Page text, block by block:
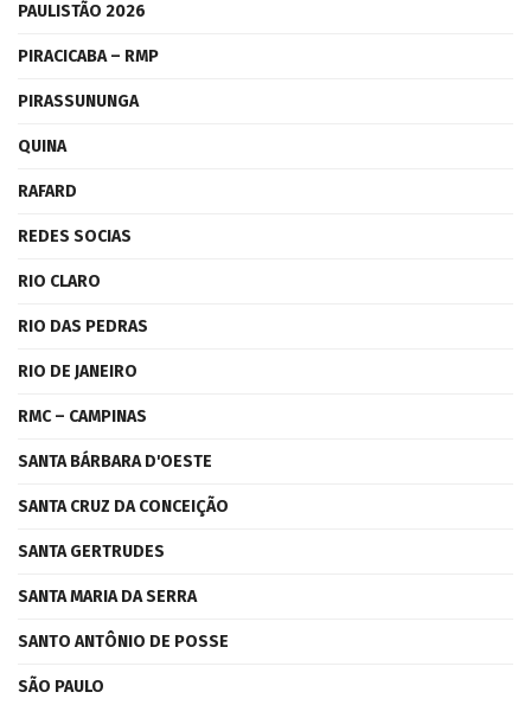
PAULISTÃO 2026
PIRACICABA – RMP
PIRASSUNUNGA
QUINA
RAFARD
REDES SOCIAS
RIO CLARO
RIO DAS PEDRAS
RIO DE JANEIRO
RMC – CAMPINAS
SANTA BÁRBARA D'OESTE
SANTA CRUZ DA CONCEIÇÃO
SANTA GERTRUDES
SANTA MARIA DA SERRA
SANTO ANTÔNIO DE POSSE
SÃO PAULO